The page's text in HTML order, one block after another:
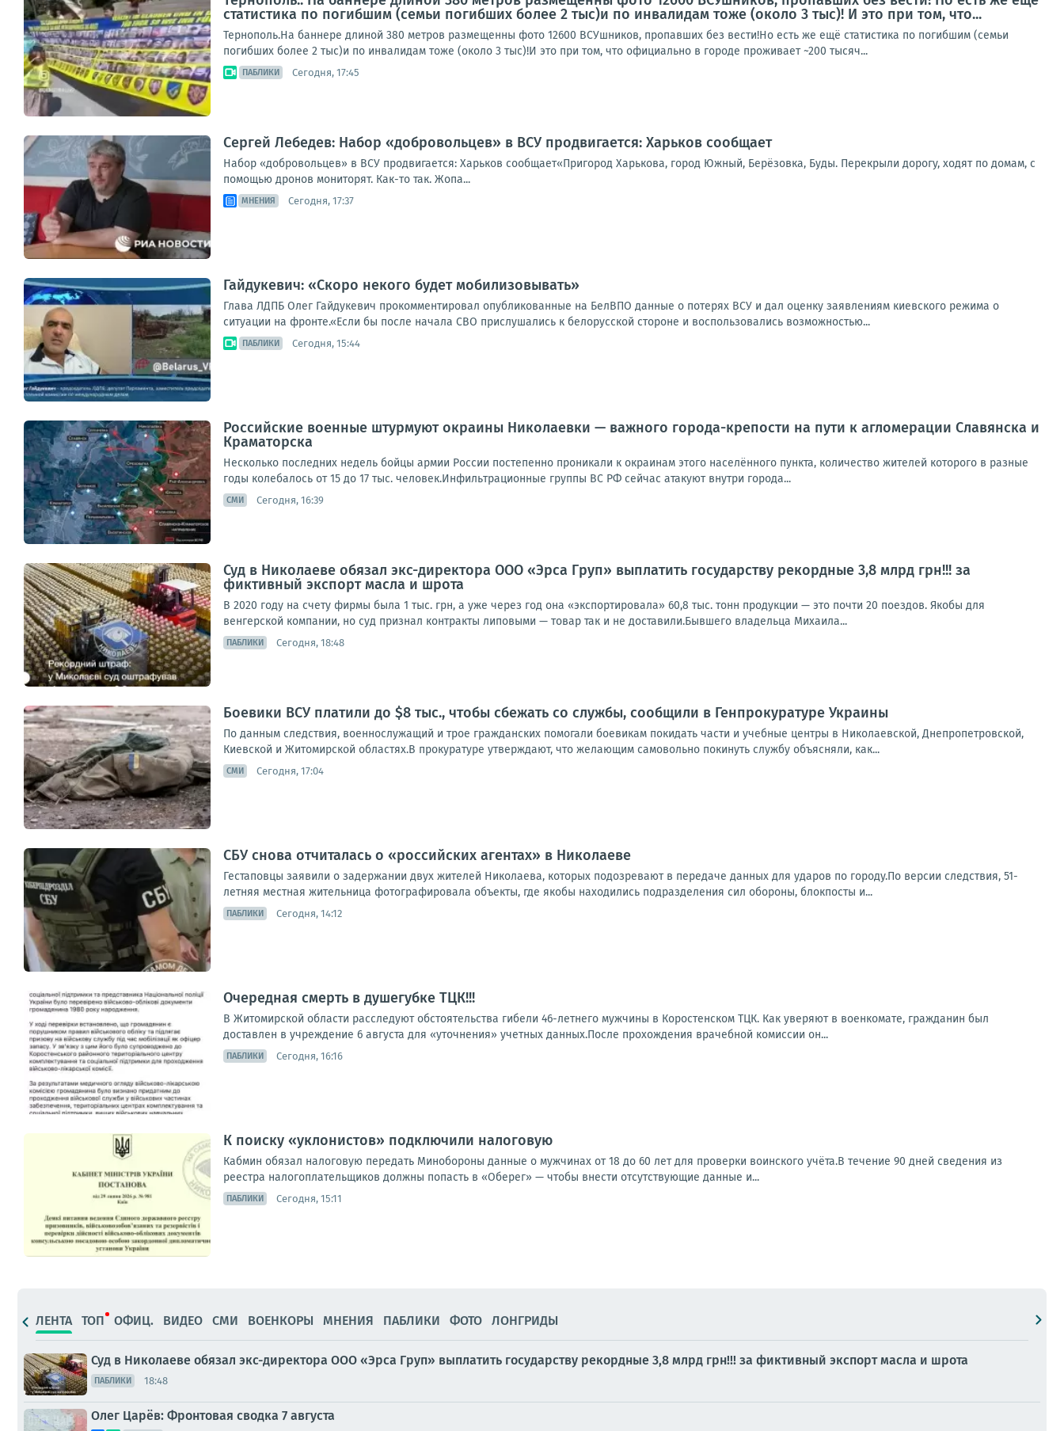
статистика по погибшим (семьи погибших более 2 тыс)и по инвалидам тоже (около 3 тыс)! И это при том, что...
Тернополь.На баннере длиной 380 метров размещенны фото 12600 ВСУшников, пропавших без вести!Но есть же ещё статистика по погибшим (семьи
погибших более 2 тыс)и по инвалидам тоже (около 3 тыс)!И это при том, что официально в городе проживает ~200 тысяч...
ПАБЛИКИ Сегодня, 17:45
Сергей Лебедев: Набор «добровольцев» в ВСУ продвигается: Харьков сообщает
Набор «добровольцев» в ВСУ продвигается: Харьков сообщает«Пригород Харькова, город Южный, Берёзовка, Буды. Перекрыли дорогу, ходят по домам, с
помощью дронов мониторят. Как-то так. Жопа...
МНЕНИЯ Сегодня, 17:37
Гайдукевич: «Скоро некого будет мобилизовывать»
Глава ЛДПБ Олег Гайдукевич прокомментировал опубликованные на БелВПО данные о потерях ВСУ и дал оценку заявлениям киевского режима о
ситуации на фронте.«Если бы после начала СВО прислушались к белорусской стороне и воспользовались возможностью...
ПАБЛИКИ Сегодня, 15:44
Российские военные штурмуют окраины Николаевки — важного города-крепости на пути к агломерации Славянска и
Краматорска
Несколько последних недель бойцы армии России постепенно проникали к окраинам этого населённого пункта, количество жителей которого в разные
годы колебалось от 15 до 17 тыс. человек.Инфильтрационные группы ВС РФ сейчас атакуют внутри города...
СМИ Сегодня, 16:39
Суд в Николаеве обязал экс-директора ООО «Эрса Груп» выплатить государству рекордные 3,8 млрд грн!!! за
фиктивный экспорт масла и шрота
В 2020 году на счету фирмы была 1 тыс. грн, а уже через год она «экспортировала» 60,8 тыс. тонн продукции — это почти 20 поездов. Якобы для
венгерской компании, но суд признал контракты липовыми — товар так и не доставили.Бывшего владельца Михаила...
ПАБЛИКИ Сегодня, 18:48
Боевики ВСУ платили до $8 тыс., чтобы сбежать со службы, сообщили в Генпрокуратуре Украины
По данным следствия, военнослужащий и трое гражданских помогали боевикам покидать части и учебные центры в Николаевской, Днепропетровской,
Киевской и Житомирской областях.В прокуратуре утверждают, что желающим самовольно покинуть службу объясняли, как...
СМИ Сегодня, 17:04
СБУ снова отчиталась о «российских агентах» в Николаеве
Гестаповцы заявили о задержании двух жителей Николаева, которых подозревают в передаче данных для ударов по городу.По версии следствия, 51-
летняя местная жительница фотографировала объекты, где якобы находились подразделения сил обороны, блокпосты и...
ПАБЛИКИ Сегодня, 14:12
Очередная смерть в душегубке ТЦК!!!
В Житомирской области расследуют обстоятельства гибели 46-летнего мужчины в Коростенском ТЦК. Как уверяют в военкомате, гражданин был
доставлен в учреждение 6 августа для «уточнения» учетных данных.После прохождения врачебной комиссии он...
ПАБЛИКИ Сегодня, 16:16
К поиску «уклонистов» подключили налоговую
Кабмин обязал налоговую передать Минобороны данные о мужчинах от 18 до 60 лет для проверки воинского учёта.В течение 90 дней сведения из
реестра налогоплательщиков должны попасть в «Оберег» — чтобы внести отсутствующие данные и...
ПАБЛИКИ Сегодня, 15:11
ЛЕНТА ТОП ОФИЦ. ВИДЕО СМИ ВОЕНКОРЫ МНЕНИЯ ПАБЛИКИ ФОТО ЛОНГРИДЫ
Суд в Николаеве обязал экс-директора ООО «Эрса Груп» выплатить государству рекордные 3,8 млрд грн!!! за фиктивный экспорт масла и шрота
ПАБЛИКИ 18:48
Олег Царёв: Фронтовая сводка 7 августа